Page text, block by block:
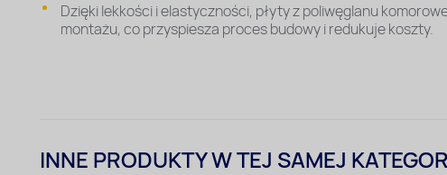
Dzięki lekkości i elastyczności, płyty z poliwęglanu
montażu, co przyspiesza proces budowy i redukuje koszty.
INNE PRODUKTY W TEJ SAMEJ